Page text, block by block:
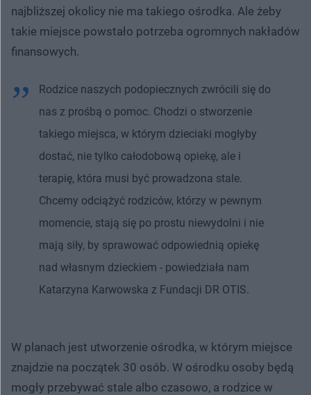
najbliższej okolicy nie ma takiego ośrodka. Ale żeby
takie miejsce powstało potrzeba ogromnych nakładów
finansowych.
Rodzice naszych podopiecznych zwrócili się do
nas z prośbą o pomoc. Chodzi o stworzenie
takiego miejsca, w którym dzieciaki mogłyby
dostać, nie tylko całodobową opiekę, ale i
terapię, która musi być prowadzona stale.
Chcemy odciążyć rodziców, którzy w pewnym
momencie, stają się po prostu niewydolni i nie
mają siły, by sprawować odpowiednią opiekę
nad własnym dzieckiem - powiedziała nam
Katarzyna Karwowska z Fundacji DR OTIS.
W planach jest utworzenie ośrodka, w którym miejsce
znajdzie na początek 30 osób. W ośrodku osoby będą
mogły przebywać stale albo czasowo, a rodzice w